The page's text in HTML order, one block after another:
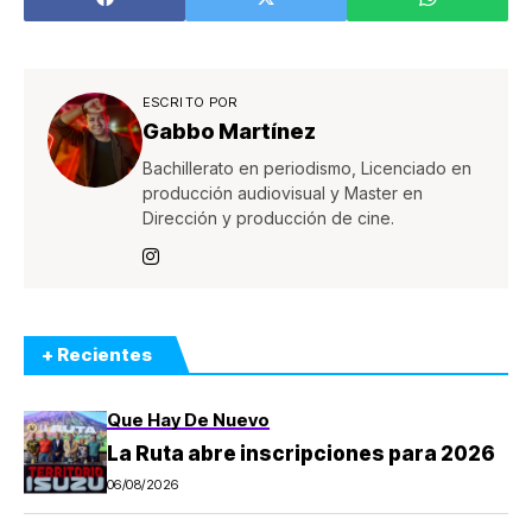
ESCRITO POR
Gabbo Martínez
Bachillerato en periodismo, Licenciado en
producción audiovisual y Master en
Dirección y producción de cine.
+ Recientes
Que Hay De Nuevo
La Ruta abre inscripciones para 2026
06/08/2026